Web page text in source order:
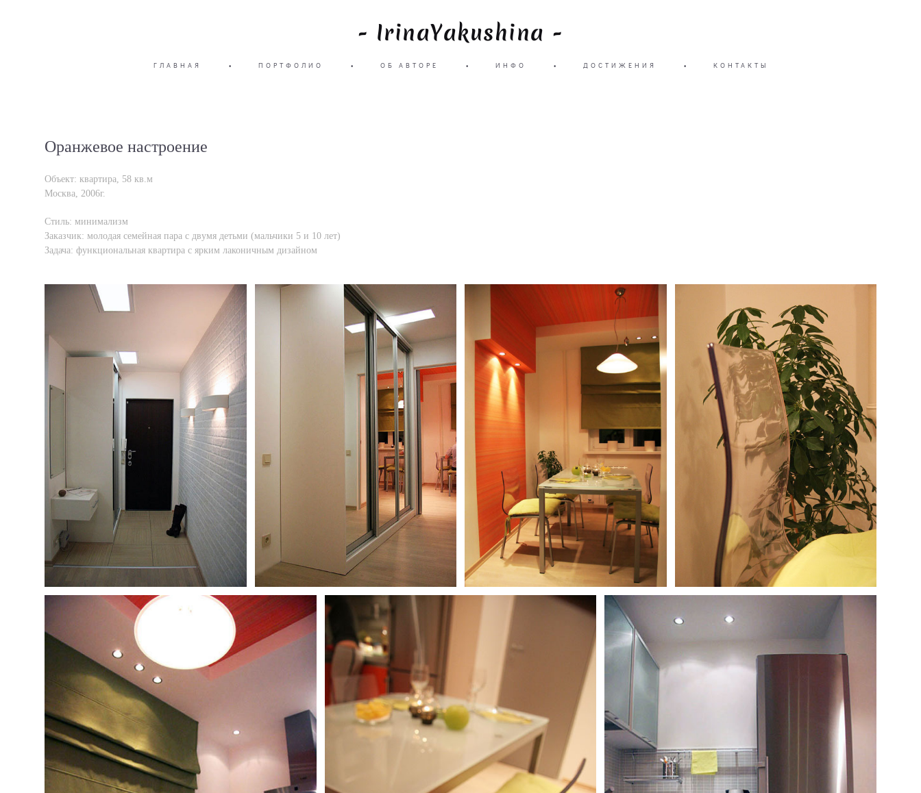
- IrinaYakushina -
ГЛАВНАЯ • ПОРТФОЛИО • ОБ АВТОРЕ • ИНФО • ДОСТИЖЕНИЯ • КОНТАКТЫ
Оранжевое настроение
Объект: квартира, 58 кв.м
Москва, 2006г.
Стиль: минимализм
Заказчик: молодая семейная пара с двумя детьми (мальчики 5 и 10 лет)
Задача: функциональная квартира с ярким лаконичным дизайном